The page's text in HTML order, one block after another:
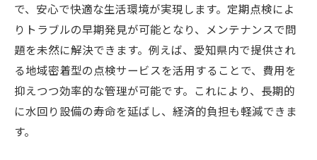
で、安心で快適な生活環境が実現します。定期点検によ
りトラブルの早期発見が可能となり、メンテナンスで問
題を未然に解決できます。例えば、愛知県内で提供され
る地域密着型の点検サービスを活用することで、費用を
抑えつつ効率的な管理が可能です。これにより、長期的
に水回り設備の寿命を延ばし、経済的負担も軽減できま
す。